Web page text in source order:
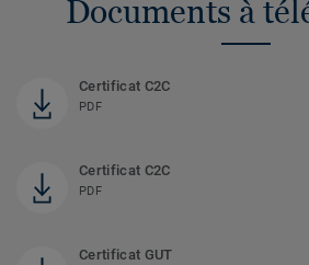
Documents à
Certificat C2C
PDF
Certificat C2C
PDF
Certificat GUT